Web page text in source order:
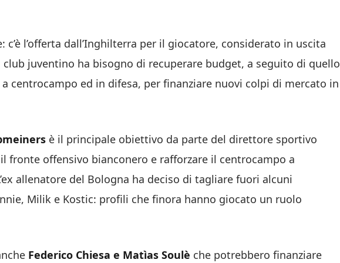
c’è l’offerta dall’Inghilterra per il giocatore, considerato in uscita
club juventino ha bisogno di recuperare budget, a seguito di quello
centrocampo ed in difesa, per finanziare nuovi colpi di mercato in
è il principale obiettivo da parte del direttore sportivo
fronte offensivo bianconero e rafforzare il centrocampo a
allenatore del Bologna ha deciso di tagliare fuori alcuni
Milik e Kostic: profili che finora hanno giocato un ruolo
Federico Chiesa e Matìas Soulè che potrebbero finanziare